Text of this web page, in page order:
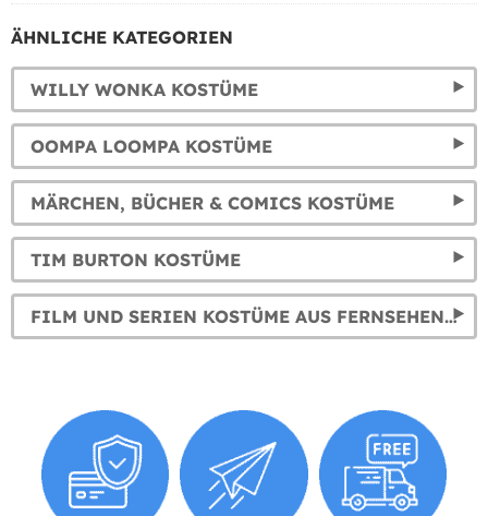
ÄHNLICHE KATEGORIEN
WILLY WONKA KOSTÜME
OOMPA LOOMPA KOSTÜME
MÄRCHEN, BÜCHER & COMICS KOSTÜME
TIM BURTON KOSTÜME
FILM UND SERIEN KOSTÜME AUS FERNSEHEN UND KINO